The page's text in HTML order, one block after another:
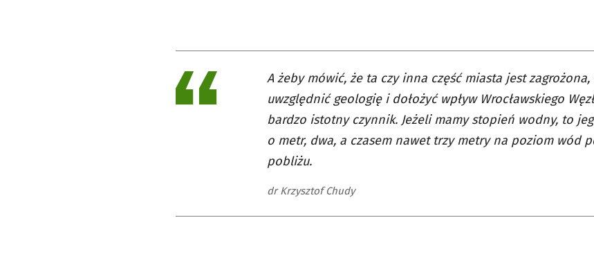
A żeby mówić, że ta czy inna część miasta jest
uwzględnić geologię i dołożyć wpływ Wrocławskiego
bardzo istotny czynnik. Jeżeli mamy stopień wodny, to
o metr, dwa, a czasem nawet trzy metry na poziom wód
pobliżu.
dr Krzysztof Chudy